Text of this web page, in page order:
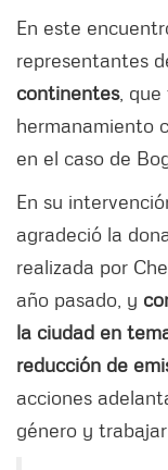
En este
representantes
continentes, que
hermanamiento
en el caso de
En su
agradeció la
realizada por
año pasado, y
la ciudad en
reducción de
acciones
género y